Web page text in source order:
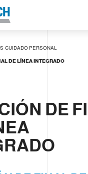
CUIDADO PERSONAL
DE LÍNEA INTEGRADO
DE
INFORMACIÓN